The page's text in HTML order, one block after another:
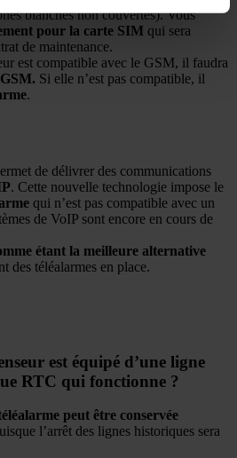
blanches non couvertes). Vous
pour la carte SIM qui sera
de maintenance.
est compatible avec le GSM, il faudra
Si elle n’est pas compatible, il
.
de délivrer des communications
. Cette nouvelle technologie impose le
qui n’est pas compatible avec un
de VoIP sont encore en cours de
étant la meilleure alternative
des téléalarmes en place.
est équipé d’une ligne
RTC qui fonctionne ?
peut être conservée
l’arrêt des lignes historiques sera